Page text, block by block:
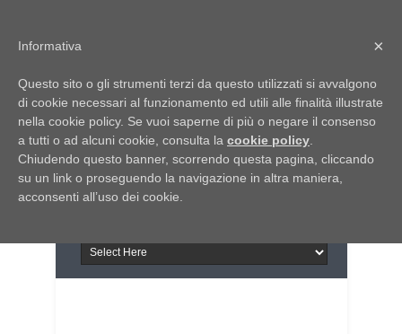
Italia Notizie
Giornale di Basilicata
Giornale di Puglia
INFORMAPUGLIA
Il portale n.1 del lavoro
in Puglia
×
Informativa
Questo sito o gli strumenti terzi da questo utilizzati si avvalgono
di cookie necessari al funzionamento ed utili alle finalità illustrate
nella cookie policy. Se vuoi saperne di più o negare il consenso
a tutti o ad alcuni cookie, consulta la cookie policy
Chiudendo questo banner, scorrendo questa pagina, cliccando
su un link o proseguendo la navigazione in altra maniera,
acconsenti all’uso dei cookie.